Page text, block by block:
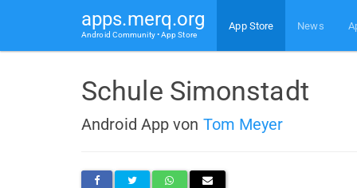
apps.merq.org
Android Community • App Store
App Store News
Schule Simonstadt
Android App von Tom Meyer